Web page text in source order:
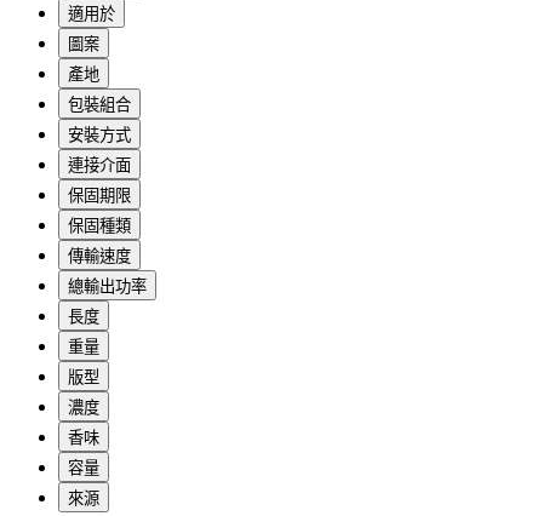
適用於
圖案
產地
包裝組合
安裝方式
連接介面
保固期限
保固種類
傳輸速度
總輸出功率
長度
重量
版型
濃度
香味
容量
來源